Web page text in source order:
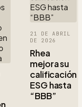
21 DE ABRIL
DE 2026
Rhea
mejora su
calificación
ESG hasta
“BBB”